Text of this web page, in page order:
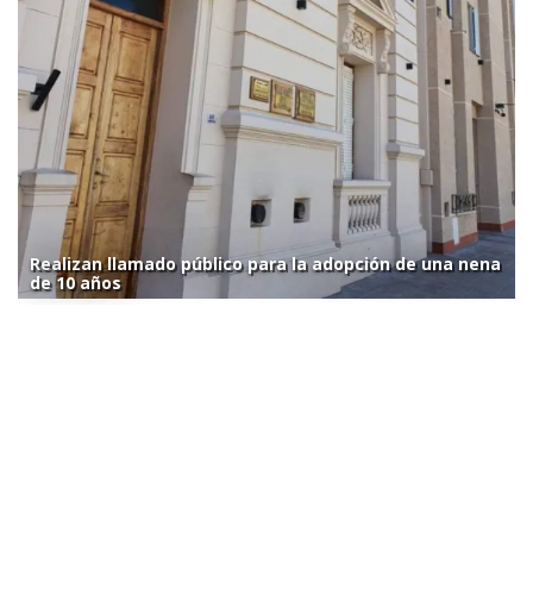
Realizan llamado público para la adopción de una nena
de 10 años